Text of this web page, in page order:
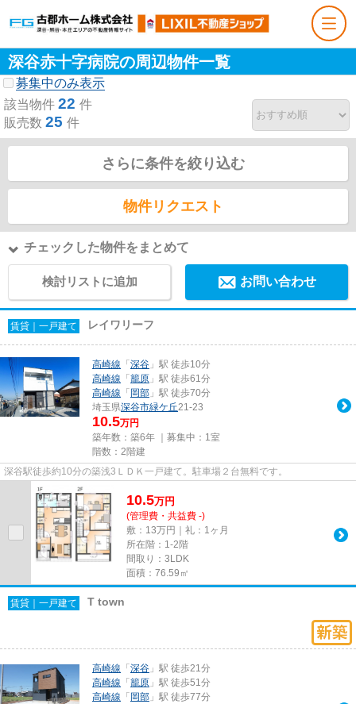
深谷赤十字病院の周辺物件一覧
募集中のみ表示
該当物件 22 件
販売数 25 件
さらに条件を絞り込む
物件リクエスト
チェックした物件をまとめて
検討リストに追加 お問い合わせ
賃貸｜一戸建て レイワリーフ
高崎線 「深谷 」駅 徒歩10分
高崎線 「籠原 」駅 徒歩61分
高崎線 「岡部 」駅 徒歩70分
埼玉県深谷市緑ケ丘21-23
10.5万円
築年数：築6年 ｜募集中： 1室
階数：2階建
深谷駅徒歩約10分の築浅3ＬＤＫ一戸建て。駐車場２台無料です。
10.5万円
(管理費・共益費 -)
敷：13万円｜礼：1ヶ月
所在階：1-2階
間取り：3LDK
面積：76.59㎡
賃貸｜一戸建て T town
高崎線 「深谷 」駅 徒歩21分
高崎線 「籠原 」駅 徒歩51分
高崎線 「岡部 」駅 徒歩77分